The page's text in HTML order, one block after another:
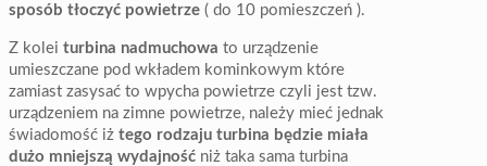
sposób tłoczyć powietrze ( do 10 pomieszczeń ).
Z kolei turbina nadmuchowa to urządzenie
umieszczane pod wkładem kominkowym które
zamiast zasysać to wpycha powietrze czyli jest tzw.
urządzeniem na zimne powietrze, należy mieć jednak
świadomość iż tego rodzaju turbina będzie miała
dużo mniejszą wydajność niż taka sama turbina